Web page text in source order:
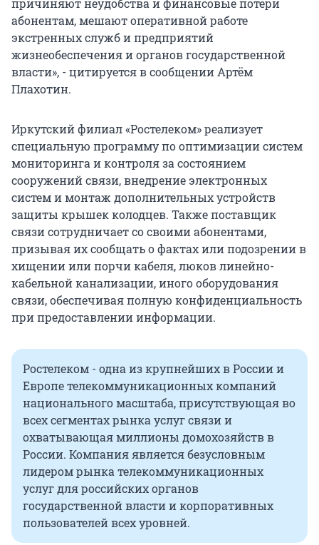
причиняют неудобства и финансовые потери
абонентам, мешают оперативной работе
экстренных служб и предприятий
жизнеобеспечения и органов государственной
власти», - цитируется в сообщении Артём
Плахотин.
Иркутский филиал «Ростелеком» реализует
специальную программу по оптимизации систем
мониторинга и контроля за состоянием
сооружений связи, внедрение электронных
систем и монтаж дополнительных устройств
защиты крышек колодцев. Также поставщик
связи сотрудничает со своими абонентами,
призывая их сообщать о фактах или подозрении в
хищении или порчи кабеля, люков линейно-
кабельной канализации, иного оборудования
связи, обеспечивая полную конфиденциальность
при предоставлении информации.
Ростелеком - одна из крупнейших в России и
Европе телекоммуникационных компаний
национального масштаба, присутствующая во
всех сегментах рынка услуг связи и
охватывающая миллионы домохозяйств в
России. Компания является безусловным
лидером рынка телекоммуникационных
услуг для российских органов
государственной власти и корпоративных
пользователей всех уровней.